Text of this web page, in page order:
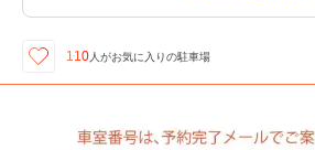
110 人がお気に入りの駐車場